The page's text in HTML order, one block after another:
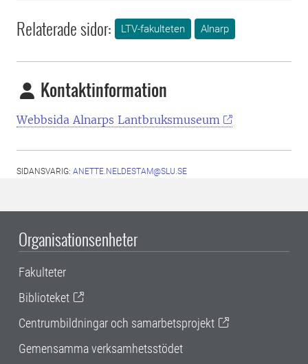
Relaterade sidor: LTV-fakulteten Alnarp
Kontaktinformation
Webbsida Alnarps Lantbruksmuseum
SIDANSVARIG: ANETTE.NELDESTAM@SLU.SE
Organisationsenheter
Fakulteter
Biblioteket
Centrumbildningar och samarbetsprojekt
Gemensamma verksamhetsstödet